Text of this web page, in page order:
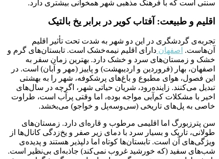
سنتی است که با فرهنگ مذهبی شهر همخوانی بیشتری دارد.
اقلیم و طبیعت: آفتاب کویر در برابر یخ بالتیک
تجربه‌ی گردشگری در این دو شهر به شدت تحت تأثیر اقلیم
آن‌هاست. اصفهان دارای اقلیم نیمه‌خشک است. تابستان‌های گرم و
خشک و زمستان‌های سرد و خشک دارد. بهترین زمان سفر به
اصفهان، بهار (فروردین و اردیبهشت) و پاییز (مهر و آبان) است. در
این فصول، هوای مطبوع و باغ‌های پرشکوفه، شهر را به بهشتی
تبدیل می‌کنند. زاینده‌رود، شریان حیاتی شهر، اگرچه در سال‌های
اخیر با مشکلات کم‌آبی مواجه بوده، اما وقتی پرآب است، طراوت
خاصی به پل‌های تاریخی (سی‌وسه‌پل و خواجو) می‌بخشد.
سن پترزبورگ اما اقلیمی مرطوب و قاره‌ای دارد. زمستان‌های
طولانی، تاریک و بسیار سرد با دمای زیر صفر و یخ‌زدگی کانال‌ها از
ویژگی‌های آن است. تابستان‌ها کوتاه اما دلپذیر هستند و پدیده‌ی
شب‌های سفید (که خورشید غروب نمی‌کند) جاذبه‌ای بی‌نظیر است.